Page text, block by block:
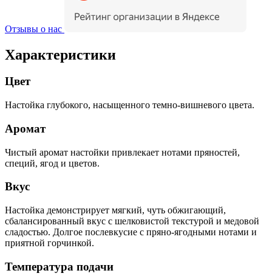
Отзывы о нас
Характеристики
Цвет
Настойка глубокого, насыщенного темно-вишневого цвета.
Аромат
Чистый аромат настойки привлекает нотами пряностей,
специй, ягод и цветов.
Вкус
Настойка демонстрирует мягкий, чуть обжигающий,
сбалансированный вкус с шелковистой текстурой и медовой
сладостью. Долгое послевкусие с пряно-ягодными нотами и
приятной горчинкой.
Температура подачи